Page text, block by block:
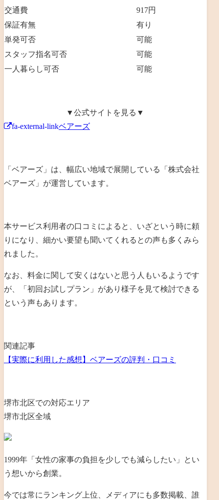
交通費
917円
保証有無
有り
単発可否
可能
スタッフ指名可否
可能
一人暮らし可否
可能
▼公式サイトを見る▼
fa-external-linkベアーズ
「ベアーズ」は、幅広い地域で展開している「 株式会社
ベアーズ 」が運営しています。
本サービス利用者の口コミによると、いざという時に頼
りになり、細かい要望も聞いてくれるとの声も多くみら
れました。
なお、料金に関して安くはないと思う人もいるようです
が、「初回お試しプラン」があり様子を見て検討できる
という声もあります。
関連記事
【実際に利用した感想】ベアーズの評判・口コミ
堺市北区での対応エリア
堺市北区全域
1999年「女性の家事の負担を少しでも減らしたい」とい
う想いから創業。
今では常にランキング上位、メディアにも多数掲載、誰